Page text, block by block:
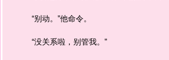
“别动。”他命令。
“没关系啦，别管我。”